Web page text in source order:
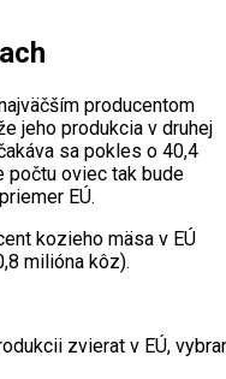
producentom
jeho produkcia v druhej
sa pokles o 40,4
počtu oviec tak bude
EÚ.
kozieho mäsa v EÚ
milióna kôz).
zvierat v EÚ,